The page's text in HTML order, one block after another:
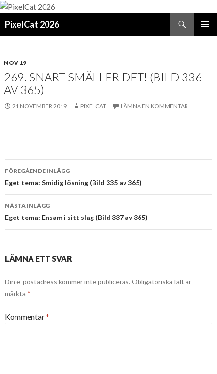
PixelCat 2026
NOV 19
269. SNART SMÄLLER DET! (BILD 336
AV 365)
21 NOVEMBER 2019 PIXELCAT LÄMNA EN KOMMENTAR
Inläggsnavigering
FÖREGÅENDE INLÄGG
Eget tema: Smidig lösning (Bild 335 av 365)
NÄSTA INLÄGG
Eget tema: Ensam i sitt slag (Bild 337 av 365)
LÄMNA ETT SVAR
Din e-postadress kommer inte publiceras. Obligatoriska fält är
märkta *
Kommentar*